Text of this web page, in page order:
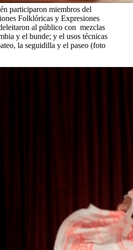
participaron miembros del
Folklóricas y Expresiones
al público con mezclas
y el bunde; y el usos técnicas
la seguidilla y el paseo (foto